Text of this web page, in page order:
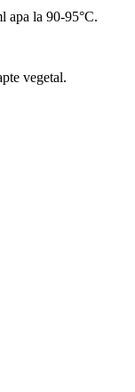
apa la 90-95°C.
vegetal.